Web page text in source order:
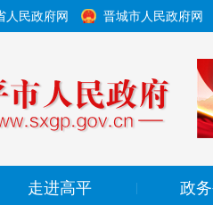
人民政府网 晋城市人民政府网
走进高平 政